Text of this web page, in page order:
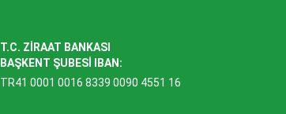
T.C. ZİRAAT BANKASI
BAŞKENT ŞUBESİ IBAN:
TR41 0001 0016 8339 0090 4551 16